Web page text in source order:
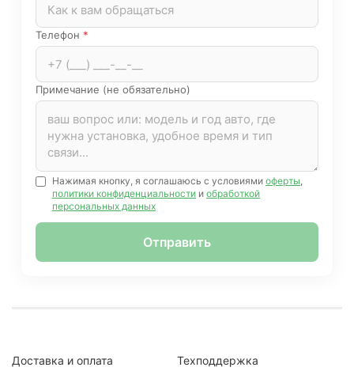
Телефон *
Примечание (не обязательно)
Нажимая кнопку, я соглашаюсь с условиями оферты,
политики конфиденциальности и обработкой
персональных данных
Отправить
Доставка и оплата
Техподдержка